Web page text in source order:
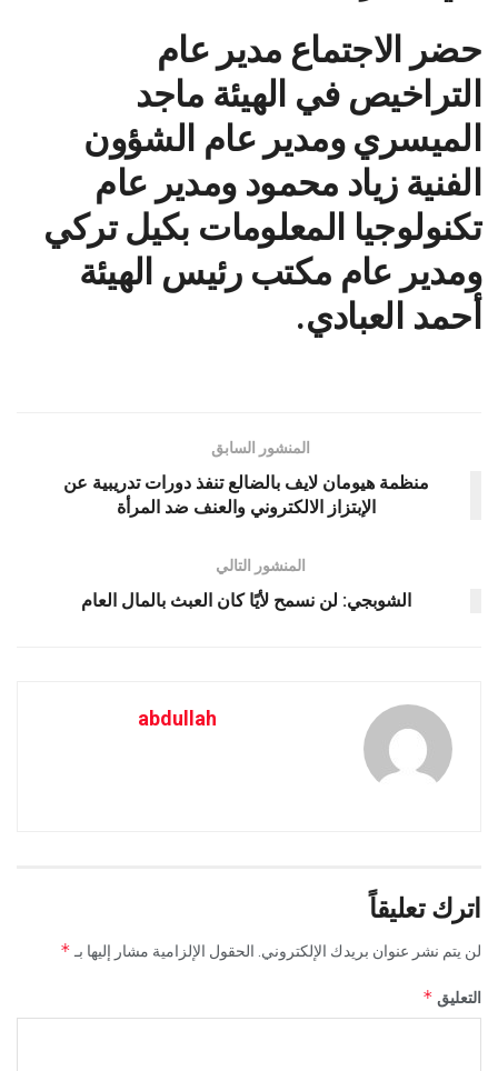
حضر الاجتماع مدير عام
التراخيص في الهيئة ماجد
الميسري ومدير عام الشؤون
الفنية زياد محمود ومدير عام
تكنولوجيا المعلومات بكيل تركي
ومدير عام مكتب رئيس الهيئة
أحمد العبادي.
المنشور السابق
منظمة هيومان لايف بالضالع تنفذ دورات تدريبية عن
الإبتزاز الالكتروني والعنف ضد المرأة
المنشور التالي
الشوبجي: لن نسمح لأيًا كان العبث بالمال العام
abdullah
اترك تعليقاً
لن يتم نشر عنوان بريدك الإلكتروني. الحقول الإلزامية مشار إليها بـ*
التعليق*